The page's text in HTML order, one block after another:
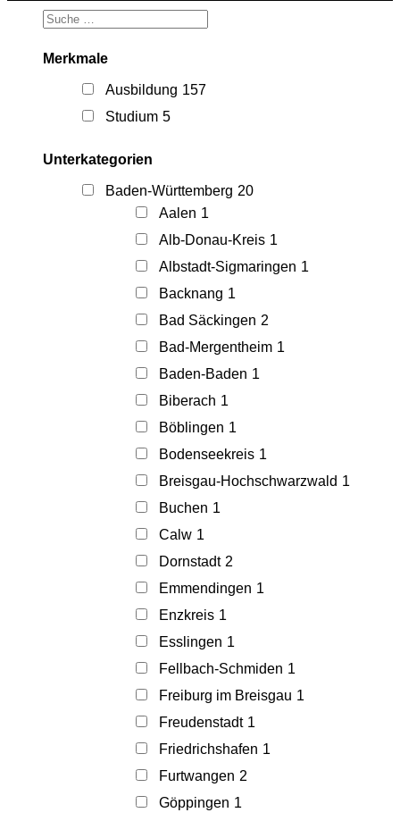
Merkmale
Ausbildung 157
Studium 5
Unterkategorien
Baden-Württemberg 20
Aalen 1
Alb-Donau-Kreis 1
Albstadt-Sigmaringen 1
Backnang 1
Bad Säckingen 2
Bad-Mergentheim 1
Baden-Baden 1
Biberach 1
Böblingen 1
Bodenseekreis 1
Breisgau-Hochschwarzwald 1
Buchen 1
Calw 1
Dornstadt 2
Emmendingen 1
Enzkreis 1
Esslingen 1
Fellbach-Schmiden 1
Freiburg im Breisgau 1
Freudenstadt 1
Friedrichshafen 1
Furtwangen 2
Göppingen 1